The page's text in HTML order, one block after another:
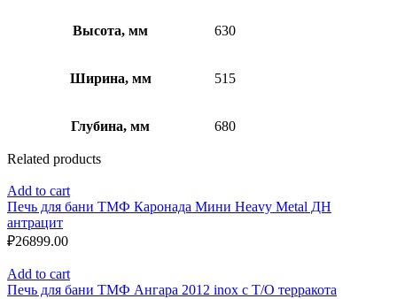
Высота, мм 630
Ширина, мм 515
Глубина, мм 680
Related products
Add to cart
Печь для бани ТМФ Каронада Мини Heavy Metal ДН
антрацит
₽26899.00
Add to cart
Печь для бани ТМФ Ангара 2012 inox с Т/О терракота